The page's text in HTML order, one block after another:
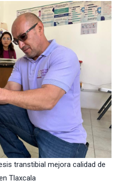
transtibial mejora calidad de
Tlaxcala